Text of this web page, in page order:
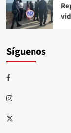
Síguenos